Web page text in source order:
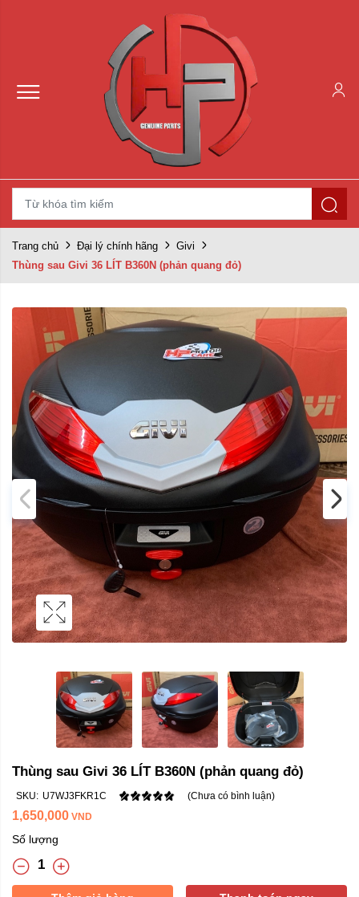
Trang chủ Đại lý chính hãng
Givi
Thùng sau Givi 36 LÍT B360N (phản quang đỏ)
Thùng sau Givi 36 LÍT B360N (phản quang đỏ)
SKU: U7WJ3FKR1C (Chưa có bình luận)
1,650,000 VND
Số lượng